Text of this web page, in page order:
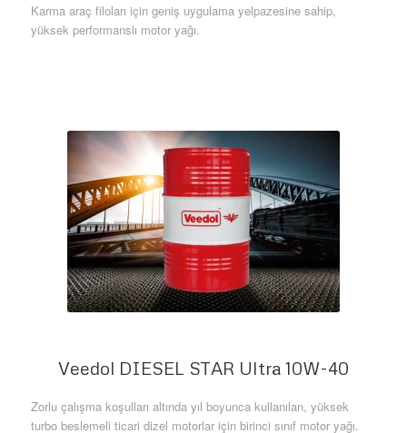
Karma araç filoları için geniş uygulama yelpazesine sahip,
yüksek performanslı motor yağı.
Veedol DIESEL STAR Ultra 10W-40
Zorlu çalışma koşulları altında yıl boyunca kullanılan, yüksek
turbo beslemeli ticari dizel motorlar için birinci sınıf motor yağı.